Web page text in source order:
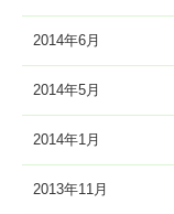
2014年6月
2014年5月
2014年1月
2013年11月